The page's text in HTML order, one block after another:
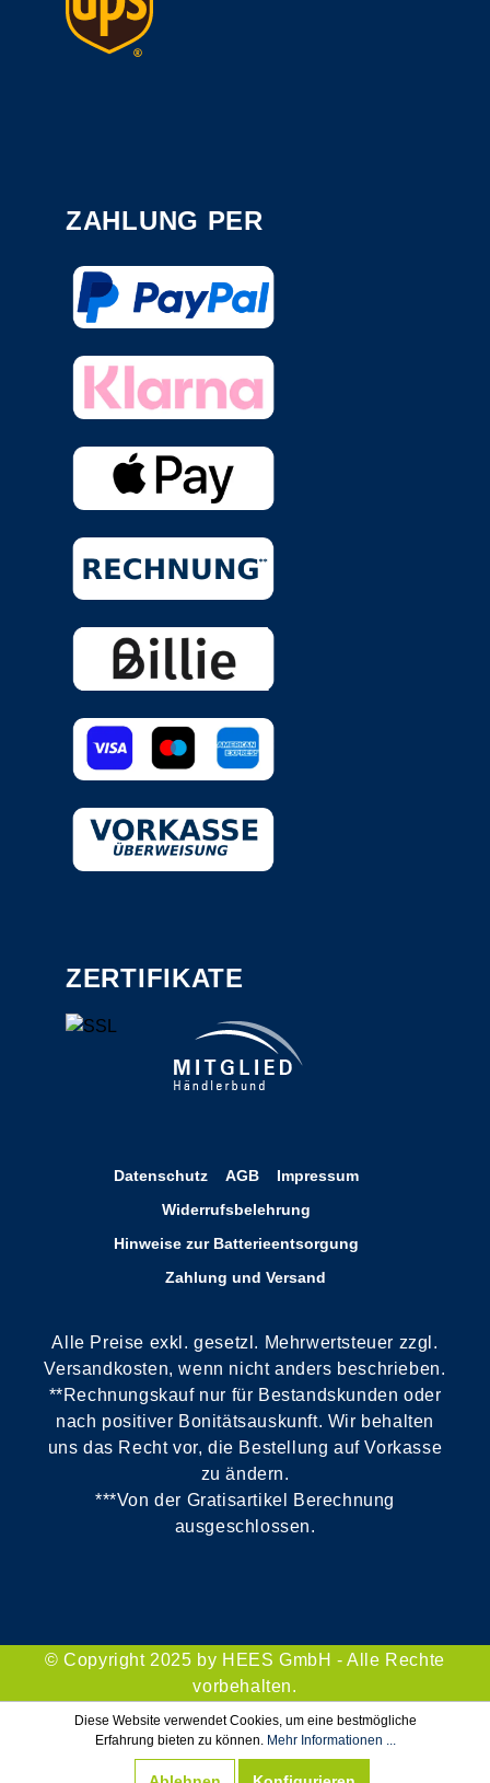
ZAHLUNG PER
ZERTIFIKATE
Datenschutz AGB
Impressum
Widerrufsbelehrung
Hinweise zur Batterieentsorgung
Zahlung und Versand
Alle Preise exkl. gesetzl. Mehrwertsteuer zzgl.
Versandkosten, wenn nicht anders beschrieben.
**Rechnungskauf nur für Bestandskunden oder
nach positiver Bonitätsauskunft. Wir behalten
uns das Recht vor, die Bestellung auf Vorkasse
zu ändern.
***Von der Gratisartikel Berechnung
ausgeschlossen.
© Copyright 2025 by HEES GmbH - Alle Rechte
vorbehalten.
Diese Website verwendet Cookies, um eine bestmögliche
Erfahrung bieten zu können. Mehr Informationen ...